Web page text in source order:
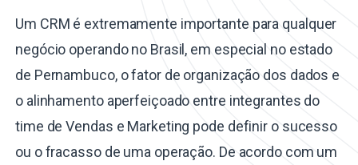
Um CRM é extremamente importante para qualquer
negócio operando no Brasil, em especial no estado
de Pernambuco, o fator de organização dos dados e
o alinhamento aperfeiçoado entre integrantes do
time de Vendas e Marketing pode definir o sucesso
ou o fracasso de uma operação. De acordo com um